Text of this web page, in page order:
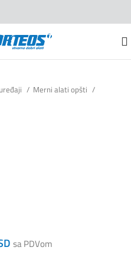
Merni alati opšti
sa PDVom